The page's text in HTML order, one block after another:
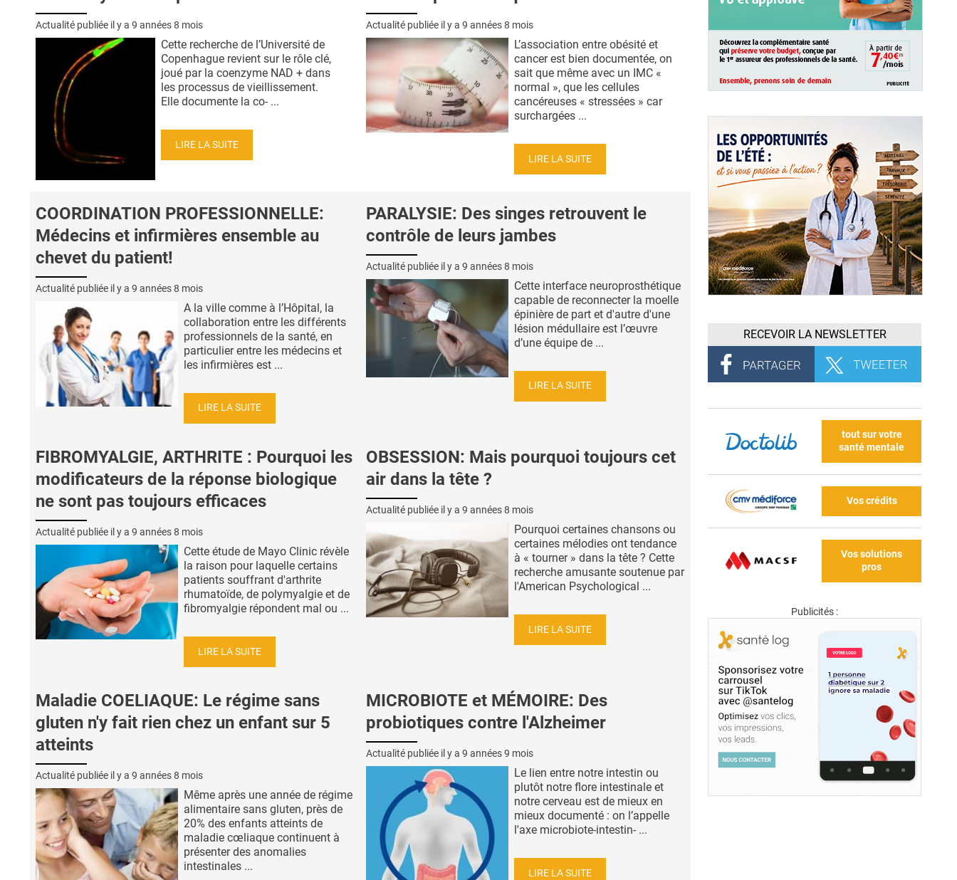
Actualité publiée il y a 9 années 8 mois
Cette recherche de l’Université de
Copenhague revient sur le rôle clé,
joué par la coenzyme NAD + dans
les processus de vieillissement.
Elle documente la co- ...
LIRE LA SUITE
Actualité publiée il y a 9 années 8 mois
L’association entre obésité et
cancer est bien documentée, on
sait que même avec un IMC «
normal », que les cellules
cancéreuses « stressées » car
surchargées ...
LIRE LA SUITE
COORDINATION PROFESSIONNELLE:
Médecins et infirmières ensemble au
chevet du patient!
Actualité publiée il y a 9 années 8 mois
A la ville comme à l’Hôpital, la
collaboration entre les différents
professionnels de la santé, en
particulier entre les médecins et
les infirmières est ...
LIRE LA SUITE
PARALYSIE: Des singes retrouvent le
contrôle de leurs jambes
Actualité publiée il y a 9 années 8 mois
Cette interface neuroprosthétique
capable de reconnecter la moelle
épinière de part et d'autre d'une
lésion médullaire est l’œuvre
d’une équipe de ...
LIRE LA SUITE
FIBROMYALGIE, ARTHRITE : Pourquoi les
modificateurs de la réponse biologique
ne sont pas toujours efficaces
Actualité publiée il y a 9 années 8 mois
Cette étude de Mayo Clinic révèle
la raison pour laquelle certains
patients souffrant d'arthrite
rhumatoïde, de polymyalgie et de
fibromyalgie répondent mal ou ...
LIRE LA SUITE
OBSESSION: Mais pourquoi toujours cet
air dans la tête ?
Actualité publiée il y a 9 années 8 mois
Pourquoi certaines chansons ou
certaines mélodies ont tendance
à « tourner » dans la tête ? Cette
recherche amusante soutenue par
l'American Psychological ...
LIRE LA SUITE
Maladie COELIAQUE: Le régime sans
gluten n'y fait rien chez un enfant sur 5
atteints
Actualité publiée il y a 9 années 8 mois
Même après une année de régime
alimentaire sans gluten, près de
20% des enfants atteints de
maladie cœliaque continuent à
présenter des anomalies
intestinales ...
MICROBIOTE et MÉMOIRE: Des
probiotiques contre l'Alzheimer
Actualité publiée il y a 9 années 9 mois
Le lien entre notre intestin ou
plutôt notre flore intestinale et
notre cerveau est de mieux en
mieux documenté : on l’appelle
l'axe microbiote-intestin- ...
LIRE LA SUITE
RECEVOIR LA NEWSLETTER
tout sur votre
santé mentale
Vos crédits
Vos solutions
pros
Publicités :